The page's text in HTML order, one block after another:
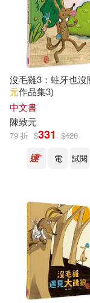
作者 (可複選)
陳致元(49)
丹尼爾‧米契
亞歷珊卓‧米
張麗雪(2)
溫碧珠(2)
Chen
出版社 (可複選)
親子天下(30)
信誼基金出
沒毛雞3：蛀牙也沒
元作品集3)
中文書
陳致元
79 折 $331 $420
電
試閱